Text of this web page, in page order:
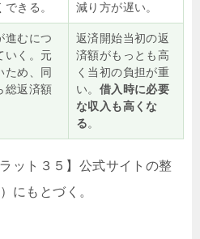
きる。
減り方が遅い。
進むにつ
いく。元
ため、同
総返済額
返済開始当初の返
済額がもっとも高
く当初の負担が重
い。 借入時に必要
な収入も高くな
る。
ット３５】公式サイトの整
にもとづく。